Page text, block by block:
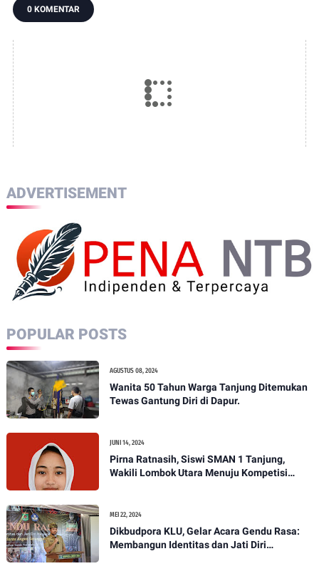
0 KOMENTAR
ADVERTISEMENT
POPULAR POSTS
AGUSTUS 08, 2024
Wanita 50 Tahun Warga Tanjung Ditemukan
Tewas Gantung Diri di Dapur.
JUNI 14, 2024
Pirna Ratnasih, Siswi SMAN 1 Tanjung,
Wakili Lombok Utara Menuju Kompetisi
MEI 22, 2024
Dikbudpora KLU, Gelar Acara Gendu Rasa:
Membangun Identitas dan Jati Diri